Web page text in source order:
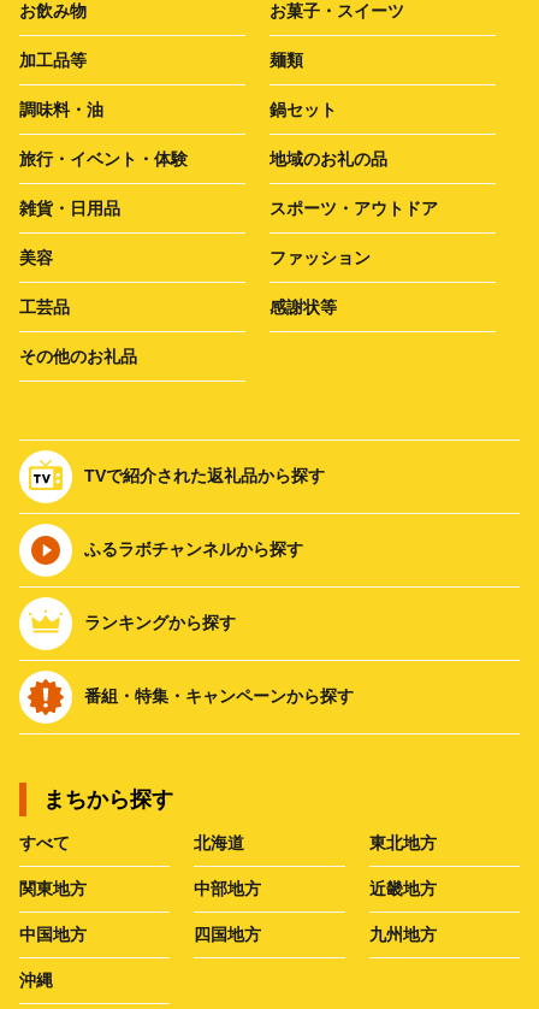
お飲み物 お菓子・スイーツ
加工品等 麺類
調味料・油 鍋セット
旅行・イベント・体験 地域のお礼の品
雑貨・日用品 スポーツ・アウトドア
美容 ファッション
工芸品 感謝状等
その他のお礼品
TVで紹介された返礼品から探す
ふるラボチャンネルから探す
ランキングから探す
番組・特集・キャンペーンから探す
まちから探す
すべて 北海道 東北地方
関東地方 中部地方 近畿地方
中国地方 四国地方 九州地方
沖縄